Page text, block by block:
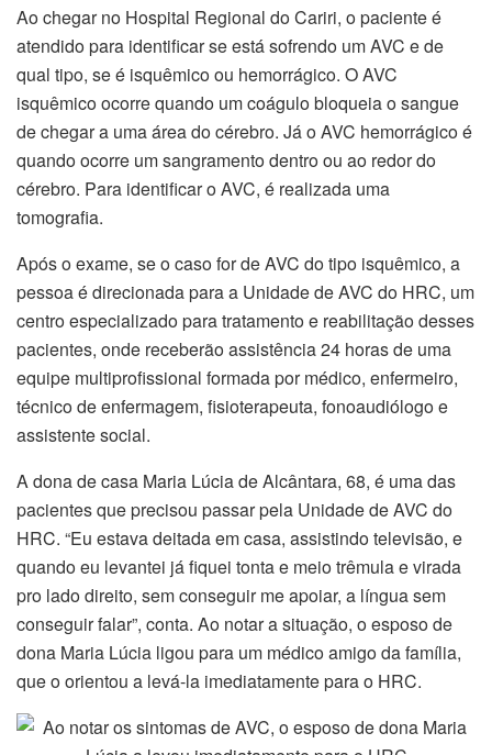
Ao chegar no Hospital Regional do Cariri, o paciente é
atendido para identificar se está sofrendo um AVC e de
qual tipo, se é isquêmico ou hemorrágico. O AVC
isquêmico ocorre quando um coágulo bloqueia o sangue
de chegar a uma área do cérebro. Já o AVC hemorrágico é
quando ocorre um sangramento dentro ou ao redor do
cérebro. Para identificar o AVC, é realizada uma
tomografia.
Após o exame, se o caso for de AVC do tipo isquêmico, a
pessoa é direcionada para a Unidade de AVC do HRC, um
centro especializado para tratamento e reabilitação desses
pacientes, onde receberão assistência 24 horas de uma
equipe multiprofissional formada por médico, enfermeiro,
técnico de enfermagem, fisioterapeuta, fonoaudiólogo e
assistente social.
A dona de casa Maria Lúcia de Alcântara, 68, é uma das
pacientes que precisou passar pela Unidade de AVC do
HRC. “Eu estava deitada em casa, assistindo televisão, e
quando eu levantei já fiquei tonta e meio trêmula e virada
pro lado direito, sem conseguir me apoiar, a língua sem
conseguir falar”, conta. Ao notar a situação, o esposo de
dona Maria Lúcia ligou para um médico amigo da família,
que o orientou a levá-la imediatamente para o HRC.